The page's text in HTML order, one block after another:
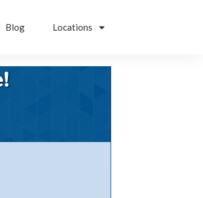
Blog Locations